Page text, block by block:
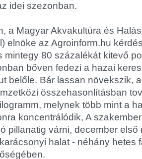
idei szezonban.
a Magyar Akvakultúra és
elnöke az Agroinform.hu
mintegy 80 százalékát kitevő
bőven fedezi a hazai
belőle. Bár lassan növekszik,
összehasonlításban
melynek több mint a
koncentrálódik, A
pillanatig várni, december első
halat - néhány hetes